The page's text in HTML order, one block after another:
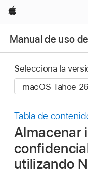
Apple
Manual de uso
Selecciona la
Tabla de
Almacenar
utilizando